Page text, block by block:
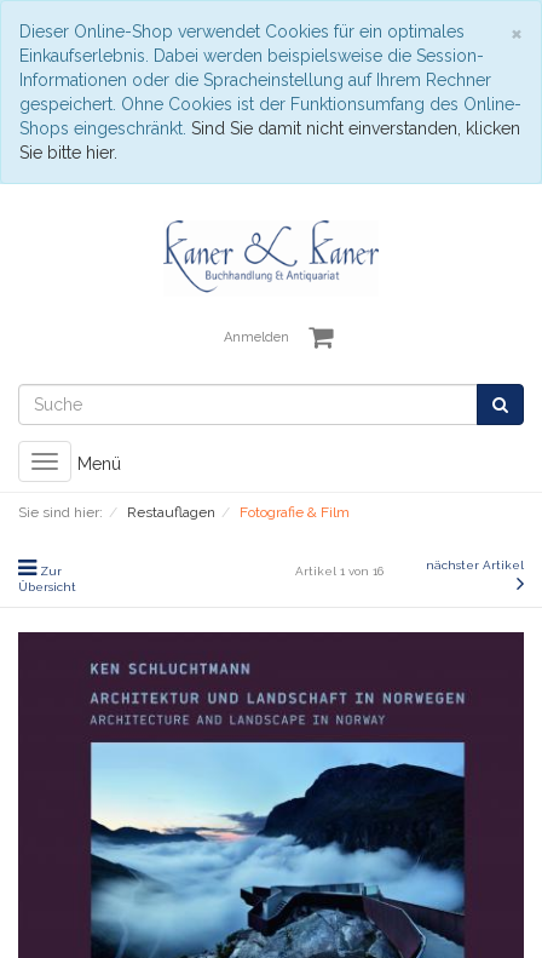
×
Dieser Online-Shop verwendet Cookies für ein optimales
Einkaufserlebnis. Dabei werden beispielsweise die Session-
Informationen oder die Spracheinstellung auf Ihrem Rechner
gespeichert. Ohne Cookies ist der Funktionsumfang des Online-
Shops eingeschränkt. Sind Sie damit nicht einverstanden, klicken
Sie bitte hier.
Anmelden
Toggle
navigation
Menü
Sie sind hier: Restauflagen Fotografie & Film
Zur
Übersicht
Artikel 1 von 16 nächster Artikel